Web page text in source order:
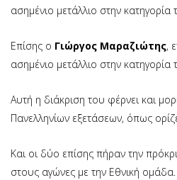
ασημένιο μετάλλιο στην κατηγορία
Επίσης ο Γιώργος Μαραζιώτης,
ασημένιο μετάλλιο στην κατηγορία
Αυτή η διάκριση του φέρνει και
Πανελληνίων εξετάσεων, όπως
Και οι δύο επίσης πήραν την
στους αγώνες με την Εθνική ομάδα.